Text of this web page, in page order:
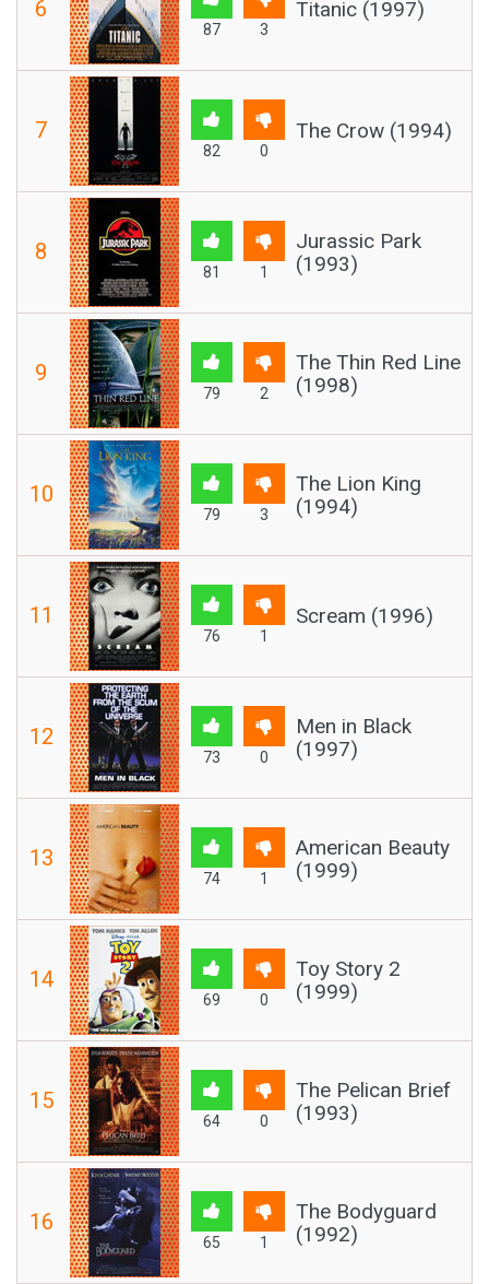
6
87 3
Titanic (1997)
7
82 0
The Crow (1994)
8
81 1
Jurassic Park
(1993)
9
79 2
The Thin Red Line
(1998)
10
79 3
The Lion King
(1994)
11
76 1
Scream (1996)
12
73 0
Men in Black
(1997)
13
74 1
American Beauty
(1999)
14
69 0
Toy Story 2
(1999)
15
64 0
The Pelican Brief
(1993)
16
65 1
The Bodyguard
(1992)